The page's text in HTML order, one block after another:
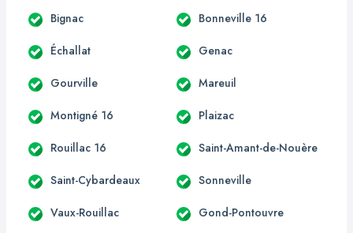
Bignac Bonneville 16
Échallat Genac
Gourville Mareuil
Montigné 16 Plaizac
Rouillac 16 Saint-Amant-de-Nouère
Saint-Cybardeaux Sonneville
Vaux-Rouillac Gond-Pontouvre